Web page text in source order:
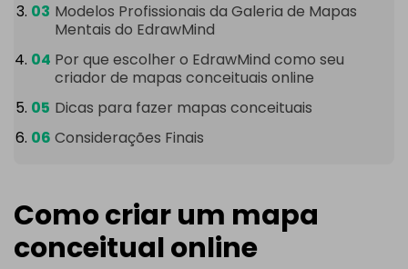
Modelos Profissionais da Galeria de Mapas
Mentais do EdrawMind
Por que escolher o EdrawMind como seu
criador de mapas conceituais online
Dicas para fazer mapas conceituais
Considerações Finais
Como criar um mapa
conceitual online